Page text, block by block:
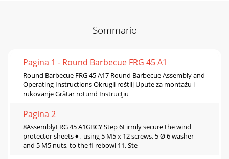
Sommario
Pagina 1 - Round Barbecue FRG 45 A1
Round Barbecue FRG 45 A17 Round Barbecue Assembly and
Operating Instructions Okrugli roštilj Upute za montažu i
rukovanje Grătar rotund Instrucţiu
Pagina 2
8AssemblyFRG 45 A1GBCY Step 6Firmly secure the wind
protector sheets ♦ , using 5 M5 x 12 screws, 5 Ø 6 washer
and 5 M5 nuts, to the ﬁ rebowl 11. Ste